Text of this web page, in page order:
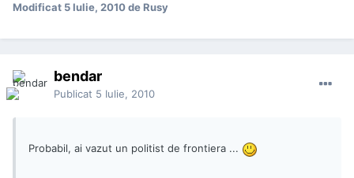
Modificat 5 Iulie, 2010de Rusy
bendar
Publicat 5 Iulie, 2010
Probabil, ai vazut un politist de frontiera ...